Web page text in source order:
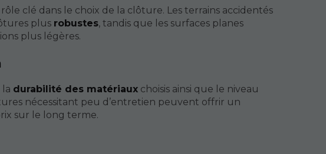
clé dans le choix de la clôture. Les terrains accidentés
plus robustes, tandis que les surfaces planes
plus légères.
la durabilité des matériaux choisis ainsi que le niveau
nécessitant peu d’entretien peuvent offrir un
sur le long terme.